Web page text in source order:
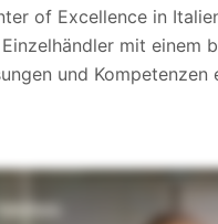
of Excellence in
mit einem
und